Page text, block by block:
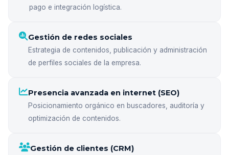
pago e integración logística.
Gestión de redes sociales
Estrategia de contenidos, publicación y administración
de perfiles sociales de la empresa.
Presencia avanzada en internet (SEO)
Posicionamiento orgánico en buscadores, auditoría y
optimización de contenidos.
Gestión de clientes (CRM)